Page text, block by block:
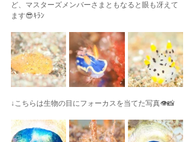
ど、マスターズメンバーさまともなると眼も冴えて
ます😎ｷﾗﾝ
↓こちらは生物の目にフォーカスを当てた写真👁️📸